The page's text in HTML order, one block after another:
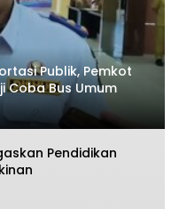
Publik, Pemkot
Coba Bus Umum
Pendidikan